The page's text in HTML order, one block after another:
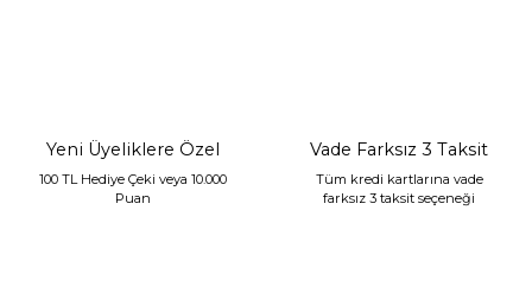
Yeni Üyeliklere Özel
100 TL Hediye Çeki veya 10.000
Puan
Vade Farksız 3 Taksit
Tüm kredi kartlarına vade
farksız 3 taksit seçeneği